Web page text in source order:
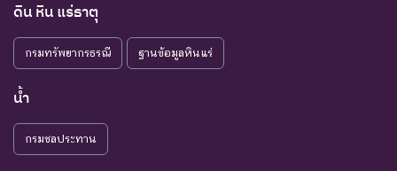
ดิน หิน แร่ธาตุ
กรมทรัพยากรธรณี ฐานข้อมูลหินแร่
น้ำ
กรมชลประทาน